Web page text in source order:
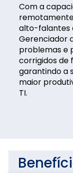
Com a
alto-falantes
Gerenciador
problemas e
corrigidos de
garantindo a
maior
TI.